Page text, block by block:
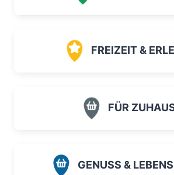
FREIZEIT &
FÜR
GENUSS &